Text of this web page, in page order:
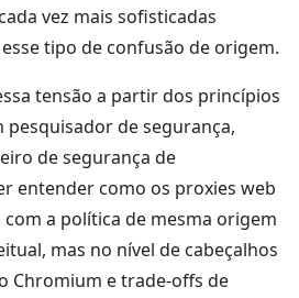
vez mais sofisticadas
tipo de confusão de origem.
tensão a partir dos princípios
pesquisador de segurança,
de segurança de
entender como os proxies web
a política de mesma origem
mas no nível de cabeçalhos
Chromium e trade-offs de